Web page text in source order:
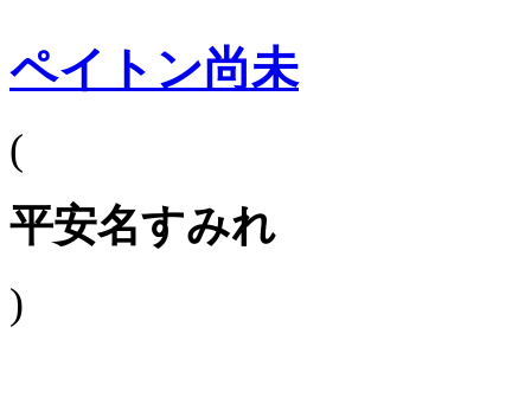
ペイトン尚未
(
平安名すみれ
)